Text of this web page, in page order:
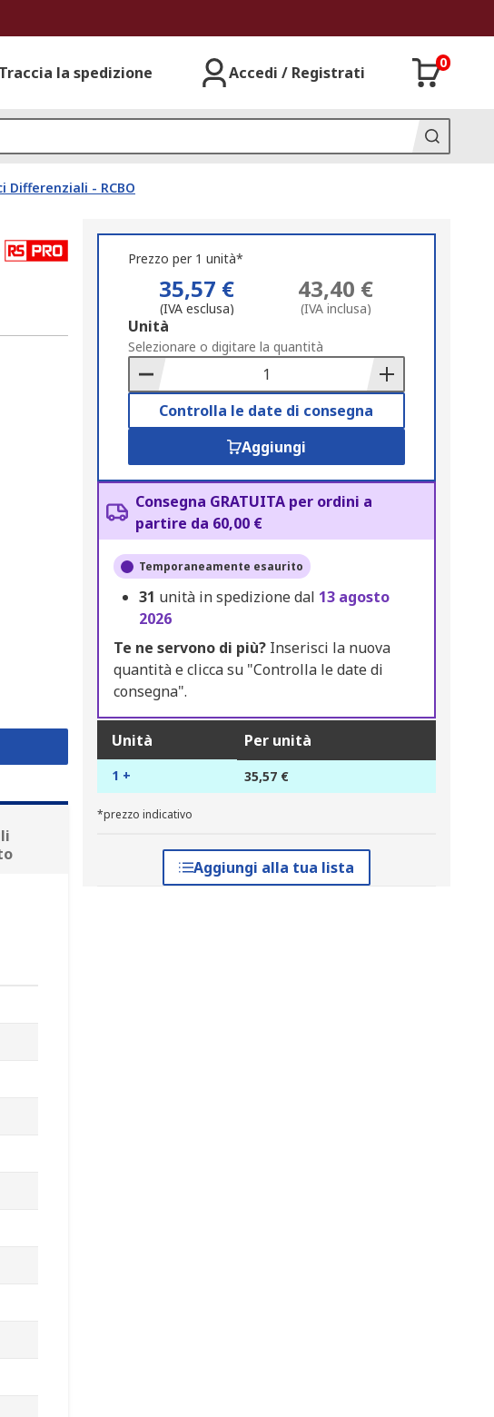
Traccia la spedizione Accedi / Registrati
0
- RCBO
Prezzo per 1 unità*
35,57 €
(IVA esclusa)
43,40 €
(IVA inclusa)
Add
to
Basket
Unità
Selezionare o digitare la quantità
Controlla le date di consegna
Aggiungi
Consegna GRATUITA per ordini a
partire da 60,00 €
Temporaneamente esaurito
31 unità in spedizione dal 13 agosto
2026
Te ne servono di più?Inserisci la nuova
quantità e clicca su "Controlla le date di
consegna".
Unità Per unità
1 + 35,57 €
*prezzo indicativo
Aggiungi alla tua lista